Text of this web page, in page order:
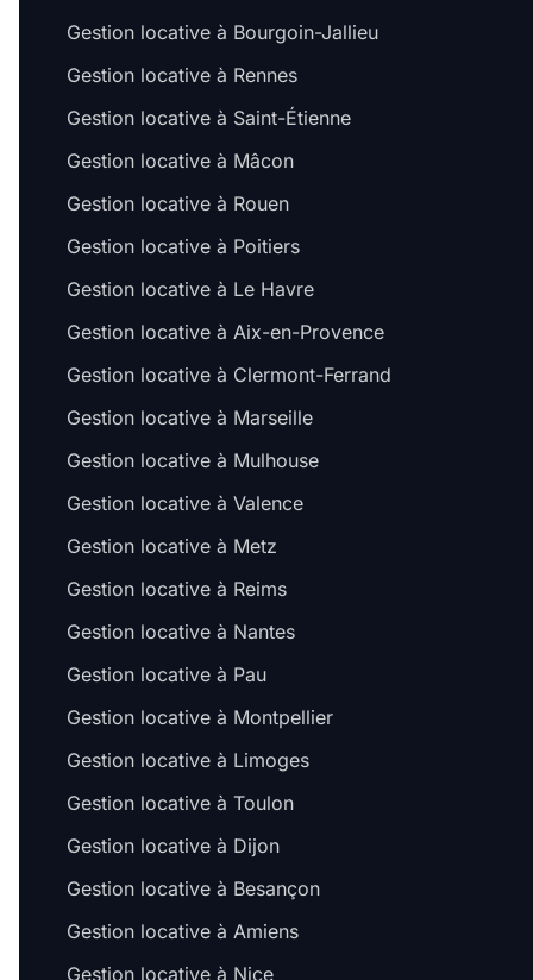
Gestion locative à Bourgoin-Jallieu
Gestion locative à Rennes
Gestion locative à Saint-Étienne
Gestion locative à Mâcon
Gestion locative à Rouen
Gestion locative à Poitiers
Gestion locative à Le Havre
Gestion locative à Aix-en-Provence
Gestion locative à Clermont-Ferrand
Gestion locative à Marseille
Gestion locative à Mulhouse
Gestion locative à Valence
Gestion locative à Metz
Gestion locative à Reims
Gestion locative à Nantes
Gestion locative à Pau
Gestion locative à Montpellier
Gestion locative à Limoges
Gestion locative à Toulon
Gestion locative à Dijon
Gestion locative à Besançon
Gestion locative à Amiens
Gestion locative à Nice
les Cookies !
On a attendu d'être sûrs que le contenu de
ce site vous intéresse avant de vous